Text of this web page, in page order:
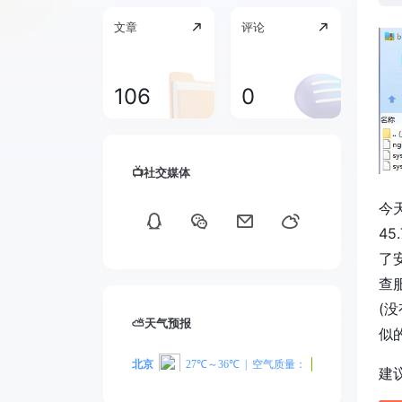
文章
106
评论
0
📺社交媒体
⛅天气预报
今
了
查
(没
似
建